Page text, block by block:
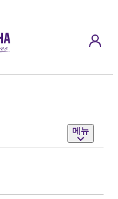
메뉴